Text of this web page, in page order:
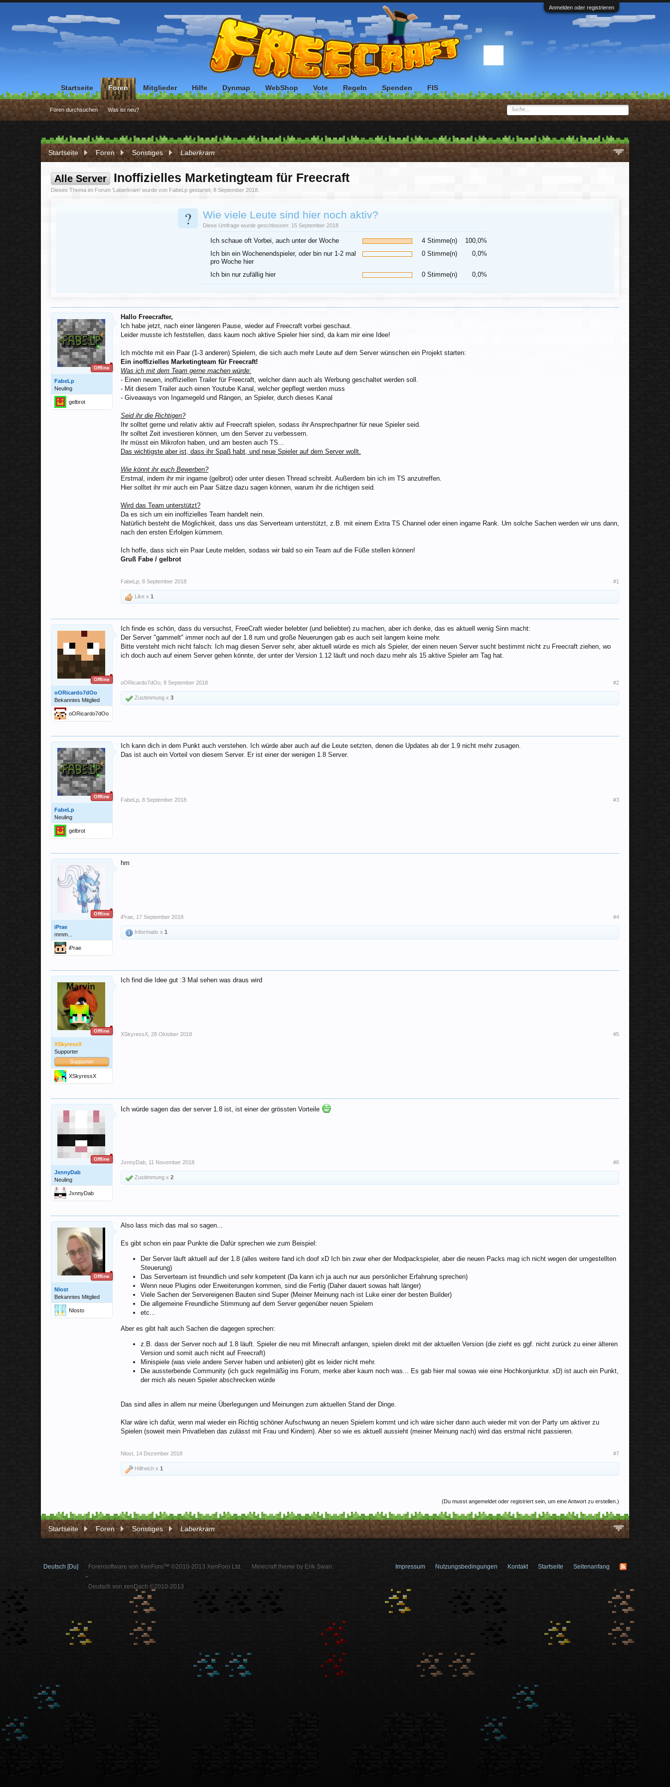
Anmelden oder registrieren
Startseite Foren Sonstiges Laberkram
Alle Server Inoffizielles Marketingteam für Freecraft
Dieses Thema im Forum 'Laberkram' wurde von FabeLp gestartet, 8 September 2018
? Wie viele Leute sind hier noch aktiv?
Diese Umfrage wurde geschlossen: 15 September 2018
Ich schaue oft Vorbei, auch unter der Woche 4 Stimme(n)
100,0%
Ich bin ein Wochenendspieler, oder bin nur 1-2 mal
pro Woche hier
0 Stimme(n) 0,0%
Ich bin nur zufällig hier 0 Stimme(n) 0,0%
Offline
FabeLp
Neuling
gelbrot
Hallo Freecrafter,
Ich habe jetzt, nach einer längeren Pause, wieder auf Freecraft vorbei geschaut.
Leider musste ich feststellen, dass kaum noch aktive Spieler hier sind, da kam mir eine Idee!
Ich möchte mit ein Paar (1-3 anderen) Spielern, die sich auch mehr Leute auf dem Server wünschen ein Projekt starten:
Ein inoffizielles Marketingteam für Freecraft!
Was ich mit dem Team gerne machen würde:
- Einen neuen, inoffiziellen Trailer für Freecraft, welcher dann auch als Werbung geschaltet werden soll.
- Mit diesem Trailer auch einen Youtube Kanal, welcher gepflegt werden muss
- Giveaways von Ingamegeld und Rängen, an Spieler, durch dieses Kanal
Seid ihr die Richtigen?
Ihr solltet gerne und relativ aktiv auf Freecraft spielen, sodass ihr Ansprechpartner für neue Spieler seid.
Ihr solltet Zeit investieren können, um den Server zu verbessern.
Ihr müsst ein Mikrofon haben, und am besten auch TS...
Das wichtigste aber ist, dass ihr Spaß habt, und neue Spieler auf dem Server wollt.
Wie könnt ihr euch Bewerben?
Erstmal, indem ihr mir ingame (gelbrot) oder unter diesen Thread schreibt. Außerdem bin ich im TS anzutreffen.
Hier solltet ihr mir auch ein Paar Sätze dazu sagen können, warum ihr die richtigen seid.
Wird das Team unterstützt?
Da es sich um ein inoffizielles Team handelt nein.
Natürlich besteht die Möglichkeit, dass uns das Serverteam unterstützt, z.B. mit einem Extra TS Channel oder einen ingame Rank. Um solche Sachen werden wir uns dann,
nach den ersten Erfolgen kümmern.
Ich hoffe, dass sich ein Paar Leute melden, sodass wir bald so ein Team auf die Füße stellen können!
Gruß Fabe / gelbrot
FabeLp 8 September 2018 #1
Like x 1
Offline
oORicardo7dOo
Bekanntes Mitglied
oORicardo7dOo
Ich finde es schön, dass du versuchst, FreeCraft wieder belebter (und beliebter) zu machen, aber ich denke, das es aktuell wenig Sinn macht:
Der Server "gammelt" immer noch auf der 1.8 rum und große Neuerungen gab es auch seit langem keine mehr.
Bitte versteht mich nicht falsch: Ich mag diesen Server sehr, aber aktuell würde es mich als Spieler, der einen neuen Server sucht bestimmt nicht zu Freecraft ziehen, wo
ich doch auch auf einem Server gehen könnte, der unter der Version 1.12 läuft und noch dazu mehr als 15 aktive Spieler am Tag hat.
oORicardo7dOo 8 September 2018 #2
Zustimmung x 3
Offline
FabeLp
Neuling
gelbrot
Ich kann dich in dem Punkt auch verstehen. Ich würde aber auch auf die Leute setzten, denen die Updates ab der 1.9 nicht mehr zusagen.
Das ist auch ein Vorteil von diesem Server. Er ist einer der wenigen 1.8 Server.
FabeLp 8 September 2018 #3
Offline
iPrae
mmm...
iPrae
hm
iPrae 17 September 2018 #4
Informativ x 1
Offline
XSkyressX
Supporter
Supporter
XSkyressX
Ich find die Idee gut :3 Mal sehen was draus wird
XSkyressX 28 Oktober 2018 #5
Offline
JxnnyDab
Neuling
JxnnyDab
Ich würde sagen das der server 1.8 ist, ist einer der grössten Vorteile
JxnnyDab 11 November 2018 #6
Zustimmung x 2
Offline
Nlost
Bekanntes Mitglied
Nlosto
Also lass mich das mal so sagen...
Es gibt schon ein paar Punkte die Dafür sprechen wie zum Beispiel:
Der Server läuft aktuell auf der 1.8 (alles weitere fand ich doof xD Ich bin zwar eher der Modpackspieler, aber die neuen Packs mag ich nicht wegen der umgestellten
Steuerung)
Das Serverteam ist freundlich und sehr kompetent (Da kann ich ja auch nur aus persönlicher Erfahrung sprechen)
Wenn neue Plugins oder Erweiterungen kommen, sind die Fertig (Daher dauert sowas halt länger)
Viele Sachen der Servereigenen Bauten sind Super (Meiner Meinung nach ist Luke einer der besten Builder)
Die allgemeine Freundliche Stimmung auf dem Server gegenüber neuen Spielern
etc...
Aber es gibt halt auch Sachen die dagegen sprechen:
z.B. dass der Server noch auf 1.8 läuft. Spieler die neu mit Minecraft anfangen, spielen direkt mit der aktuellen Version (die zieht es ggf. nicht zurück zu einer älteren
Version und somit auch nicht auf Freecraft)
Minispiele (was viele andere Server haben und anbieten) gibt es leider nicht mehr.
Die aussterbende Community (ich guck regelmäßig ins Forum, merke aber kaum noch was... Es gab hier mal sowas wie eine Hochkonjunktur. xD) ist auch ein Punkt,
der mich als neuen Spieler abschrecken würde
Das sind alles in allem nur meine Überlegungen und Meinungen zum aktuellen Stand der Dinge.
Klar wäre ich dafür, wenn mal wieder ein Richtig schöner Aufschwung an neuen Spielern kommt und ich wäre sicher dann auch wieder mit von der Party um aktiver zu
Spielen (soweit mein Privatleben das zulässt mit Frau und Kindern). Aber so wie es aktuell aussieht (meiner Meinung nach) wird das erstmal nicht passieren.
Nlost 14 Dezember 2018 #7
Hilfreich x 1
(Du musst angemeldet oder registriert sein, um eine Antwort zu erstellen.)
Startseite Foren Sonstiges Laberkram
Startseite Foren
Foren durchsuchen Was ist neu?
Mitglieder Hilfe Dynmap WebShop Vote Regeln Spenden FIS
Deutsch [Du]
Forensoftware von XenForo™ ©2010-2013 XenForo Ltd.
-
Deutsch von xenDach ©2010-2013
Minecraft theme by Erik Swan. Impressum Nutzungsbedingungen Kontakt Startseite Seitenanfang